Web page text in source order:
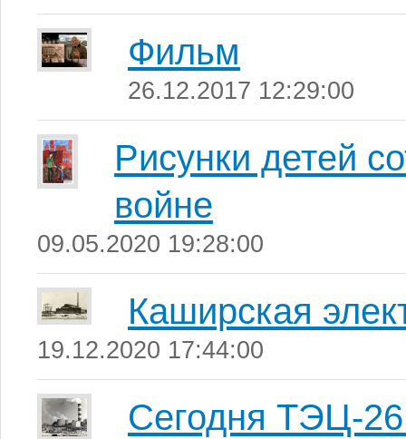
Фильм
26.12.2017 12:29:00
Рисунки детей
войне
09.05.2020 19:28:00
Каширская
19.12.2020 17:44:00
Сегодня ТЭЦ-26